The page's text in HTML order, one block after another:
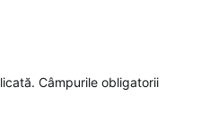
Câmpurile obligatorii